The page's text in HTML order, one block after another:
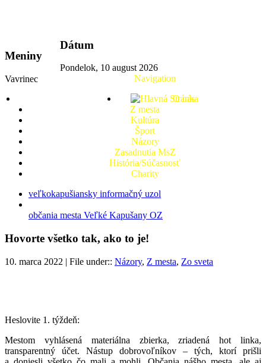
Meniny
Vavrinec
Dátum
Pondelok, 10 august 2026
Navigation
O nás
Z mesta
Kultúra
Šport
Názory
Zasadnutia MsZ
História/Súčasnosť
Charity
veľkokapušiansky informačný uzol
občania mesta Veľké Kapušany OZ
Hovorte všetko tak, ako to je!
10. marca 2022 | File under:: Názory, Z mesta, Zo sveta
Heslovite 1. týždeň:
Mestom vyhlásená materiálna zbierka, zriadená hot linka,
transparentný účet. Nástup dobrovoľníkov – tých, ktorí prišli